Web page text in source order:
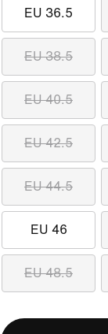
EU 36.5
EU 38.5
EU 40.5
EU 42.5
EU 44.5
EU 46
EU 48.5